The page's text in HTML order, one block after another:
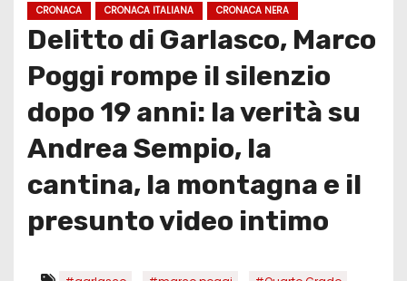
CRONACA CRONACA ITALIANA CRONACA NERA
Delitto di Garlasco, Marco
Poggi rompe il silenzio
dopo 19 anni: la verità su
Andrea Sempio, la
cantina, la montagna e il
presunto video intimo